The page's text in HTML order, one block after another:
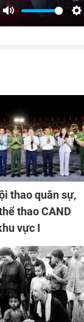
Mute
thao quân sự,
thao CAND
vực I